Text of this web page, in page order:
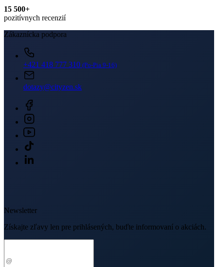
15 500+
pozitívnych recenzií
Zákaznícka podpora
+421 418 777 310 (Po-Pia 9-16)
dotazy@cityzen.sk
Newsletter
Získajte zľavy len pre prihlásených, buďte informovaní o akciách.